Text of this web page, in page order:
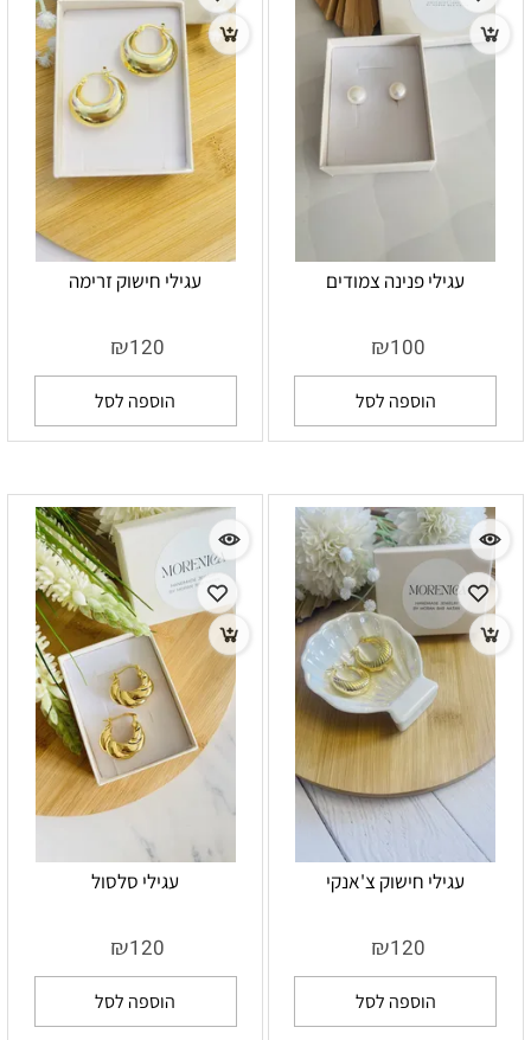
עגילי פנינה צמודים
₪100
הוספה לסל
עגילי חישוק זרימה
₪120
הוספה לסל
עגילי חישוק צ'אנקי
₪120
הוספה לסל
עגילי סלסול
₪120
הוספה לסל